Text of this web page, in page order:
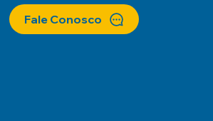
Fale Conosco